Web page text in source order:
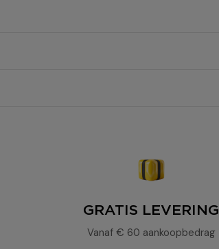
GRATIS LEVERING
Vanaf € 60 aankoopbedrag